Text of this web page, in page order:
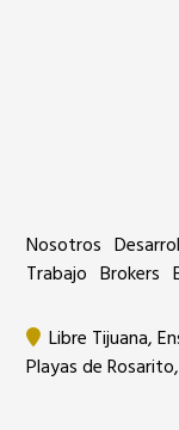
Nosotros
Trabajo Brokers
Libre Tijuana,
Playas de